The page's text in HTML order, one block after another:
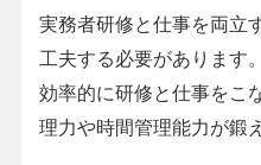
実務者研修と仕事を両立
工夫する必要があります
効率的に研修と仕事をこ
理力や時間管理能力が鍛